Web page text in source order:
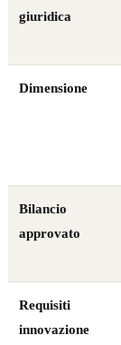
giuridica
Dimensione
Bilancio
approvato
Requisiti
innovazione